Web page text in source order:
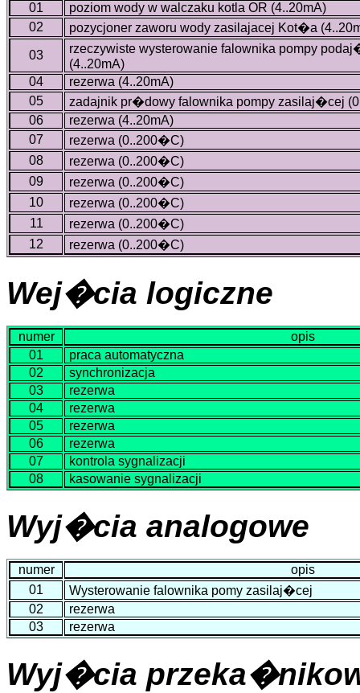
01
poziom wody w walczaku kotla OR (4..20mA)
02
pozycjoner zaworu wody zasilajacej Kot�a
03
rzeczywiste wysterowanie falownika pompy
(4..20mA)
04
rezerwa (4..20mA)
05
zadajnik pr�dowy falownika pompy zasilaj�cej
06
rezerwa (4..20mA)
07
rezerwa (0..200�C)
08
rezerwa (0..200�C)
09
rezerwa (0..200�C)
10
rezerwa (0..200�C)
11
rezerwa (0..200�C)
12
rezerwa (0..200�C)
Wej�cia logiczne
numer
opis
01
praca automatyczna
02
synchronizacja
03
rezerwa
04
rezerwa
05
rezerwa
06
rezerwa
07
kontrola sygnalizacji
08
kasowanie sygnalizacji
Wyj�cia analogowe
numer
opis
01
Wysterowanie falownika pomy zasilaj�cej
02
rezerwa
03
rezerwa
Wyj�cia